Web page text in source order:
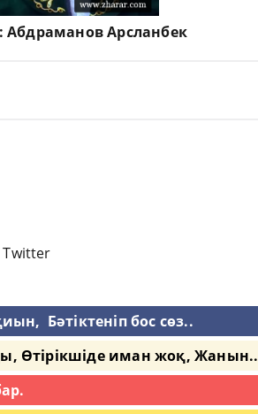
Абдраманов Арсланбек
Twitter
Бәтіктеніп бос сөз..
Өтірікшіде иман жоқ, Жанын..